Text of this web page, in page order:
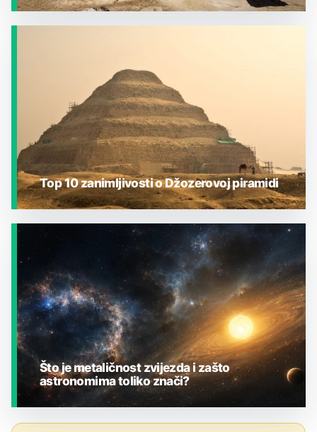
JESTE LI ZNALI?
Top 10 zanimljivosti o Džozerovoj piramidi
Što je metaličnost zvijezda i zašto
astronomima toliko znači?